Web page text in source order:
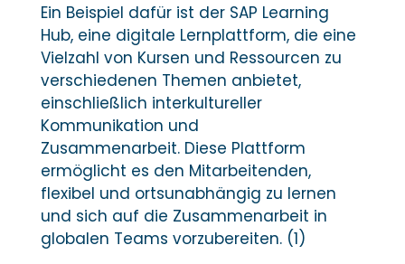
Ein Beispiel dafür ist der SAP Learning
Hub, eine digitale Lernplattform, die eine
Vielzahl von Kursen und Ressourcen zu
verschiedenen Themen anbietet,
einschließlich interkultureller
Kommunikation und
Zusammenarbeit. Diese Plattform
ermöglicht es den Mitarbeitenden,
flexibel und ortsunabhängig zu lernen
und sich auf die Zusammenarbeit in
globalen Teams vorzubereiten. (1)